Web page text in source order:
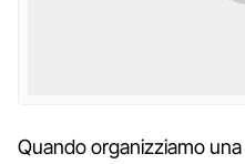
Quando organizziamo una